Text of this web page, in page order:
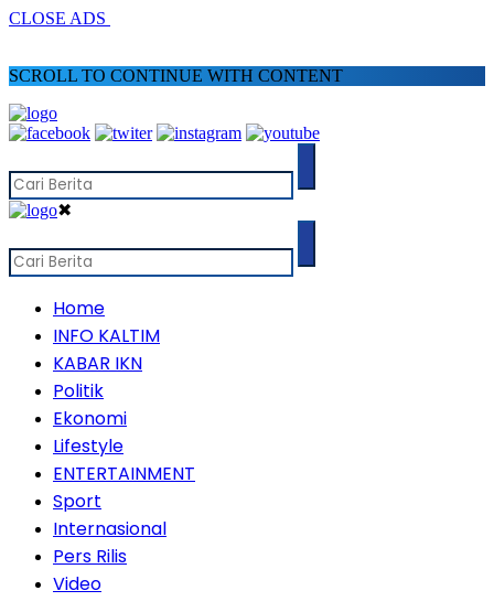
CLOSE ADS
SCROLL TO CONTINUE WITH CONTENT
✖
Home
INFO KALTIM
KABAR IKN
Politik
Ekonomi
Lifestyle
ENTERTAINMENT
Sport
Internasional
Pers Rilis
Video